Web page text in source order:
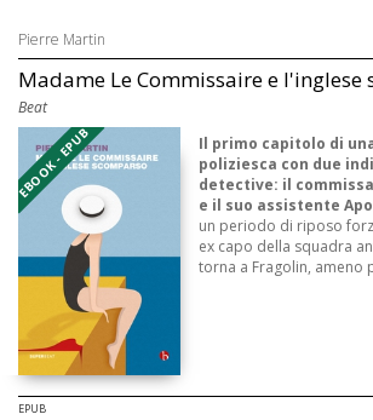
Pierre Martin
Madame Le Commissaire e l'inglese
Beat
EBOOK - EPUB
Il primo capitolo di
poliziesca con due
detective: il
e il suo assistente
un periodo di riposo
ex capo della squadra
torna a Fragolin, ameno
EPUB